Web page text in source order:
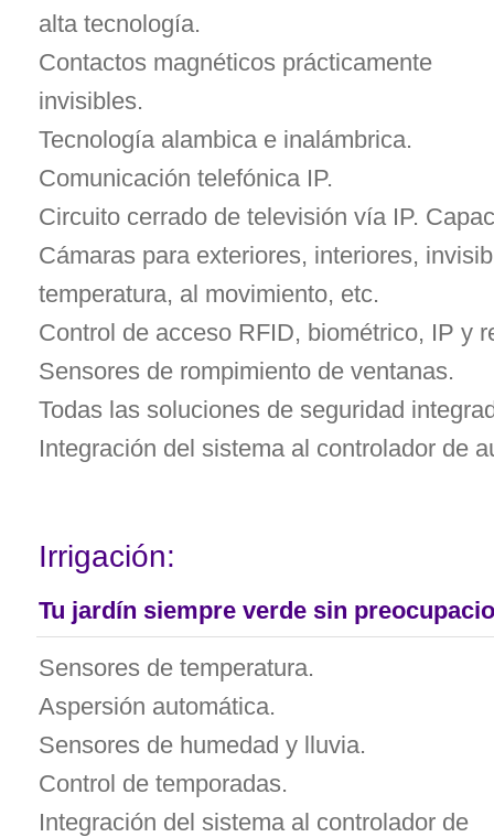
alta tecnología.
Contactos magnéticos prácticamente
invisibles.
Tecnología alambica e inalámbrica.
Comunicación telefónica IP.
Circuito cerrado de televisión vía IP.
Cámaras para exteriores, interiores,
temperatura, al movimiento, etc.
Control de acceso RFID, biométrico, IP y
Sensores de rompimiento de ventanas.
Todas las soluciones de seguridad
Integración del sistema al controlador de
Irrigación:
Tu jardín siempre verde sin
Sensores de temperatura.
Aspersión automática.
Sensores de humedad y lluvia.
Control de temporadas.
Integración del sistema al controlador de